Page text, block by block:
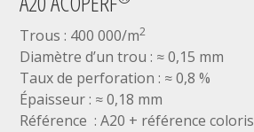
Trous : 400 000/m2
Diamètre d’un trou : ≈ 0,15 mm
Taux de perforation : ≈ 0,8 %
Épaisseur : ≈ 0,18 mm
Référence : A20 + référence coloris